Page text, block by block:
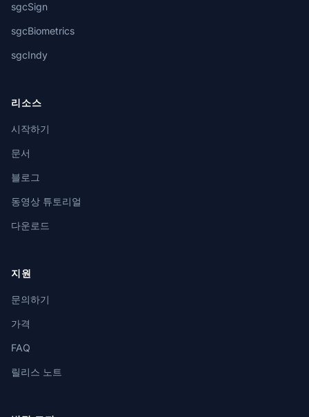
sgcSign
sgcBiometrics
sgcIndy
리소스
시작하기
문서
블로그
동영상 튜토리얼
다운로드
지원
문의하기
가격
FAQ
릴리스 노트